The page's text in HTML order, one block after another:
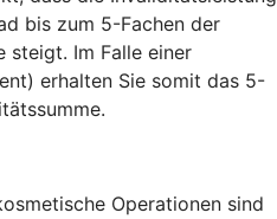
bis zum 5-Fachen der
steigt. Im Falle einer
erhalten Sie somit das 5-
Operationen sind